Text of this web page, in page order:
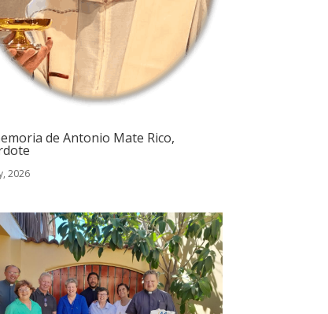
de Antonio Mate Rico,
2026